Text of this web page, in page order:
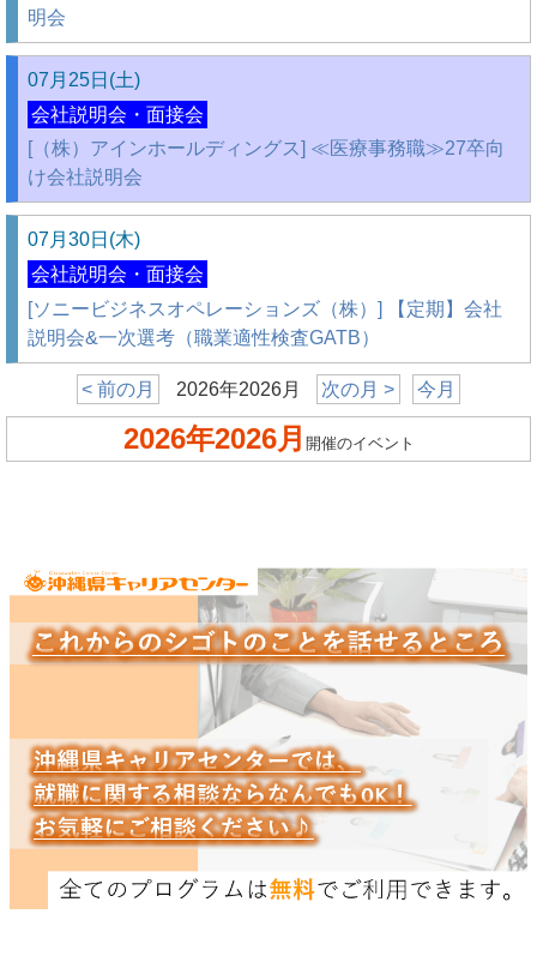
明会
07月25日(土)
会社説明会・面接会
[（株）アインホールディングス] ≪医療事務職≫27卒向
け会社説明会
07月30日(木)
会社説明会・面接会
[ソニービジネスオペレーションズ（株）] 【定期】会社
説明会&一次選考（職業適性検査GATB）
< 前の月 2026年2026月 次の月 > 今月
2026年2026月 開催のイベント